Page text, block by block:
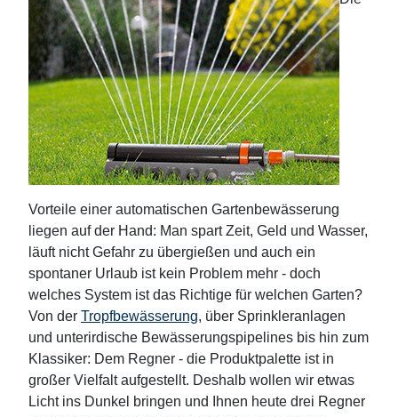
Vorteile einer automatischen Gartenbewässerung
liegen auf der Hand: Man spart Zeit, Geld und Wasser,
läuft nicht Gefahr zu übergießen und auch ein
spontaner Urlaub ist kein Problem mehr - doch
welches System ist das Richtige für welchen Garten?
Von der Tropfbewässerung, über Sprinkleranlagen
und unterirdische Bewässerungspipelines bis hin zum
Klassiker: Dem Regner - die Produktpalette ist in
großer Vielfalt aufgestellt. Deshalb wollen wir etwas
Licht ins Dunkel bringen und Ihnen heute drei Regner